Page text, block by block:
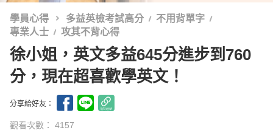
學員心得 多益英檢考試高分
不用背單字
專業人士
攻其不背心得
徐小姐，英文多益645分進步到760
分，現在超喜歡學英文！
分享給好友：
觀看次數： 4157